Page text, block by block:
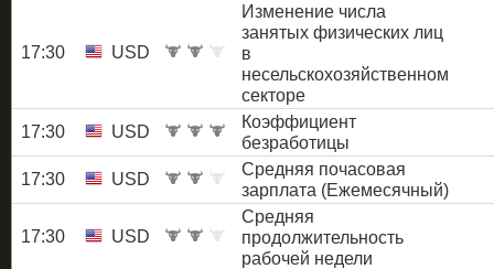
17:30 USD
Изменение числа
занятых физических лиц
в
несельскохозяйственном
секторе
17:30
USD
Коэффициент
безработицы
17:30
USD
Средняя почасовая
зарплата (Ежемесячный)
17:30 USD
Средняя
продолжительность
рабочей недели